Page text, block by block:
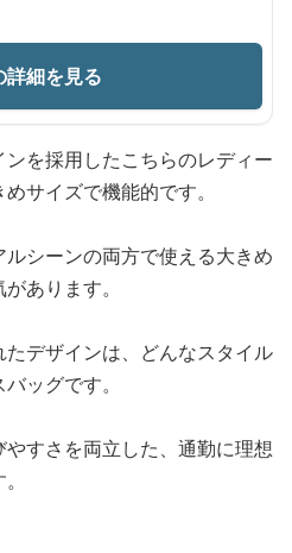
詳細を見る
を採用したこちらのレディー
サイズで機能的です。
シーンの両方で使える大きめ
あります。
デザインは、どんなスタイル
ッグです。
すさを両立した、通勤に理想